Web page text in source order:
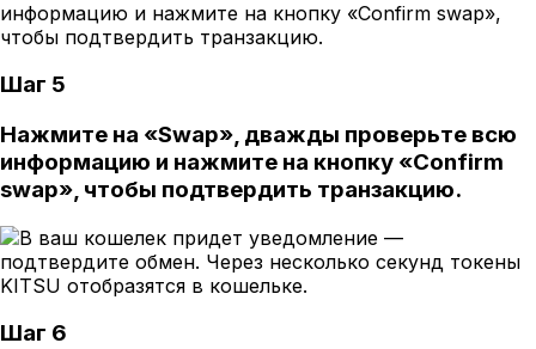
Шаг 5
Нажмите на «Swap», дважды проверьте всю
информацию и нажмите на кнопку «Confirm
swap», чтобы подтвердить транзакцию.
Шаг 6